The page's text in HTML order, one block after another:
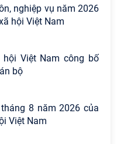
nghiệp vụ năm 2026
hội Việt Nam
Việt Nam công bố
bộ
8 năm 2026 của
Việt Nam